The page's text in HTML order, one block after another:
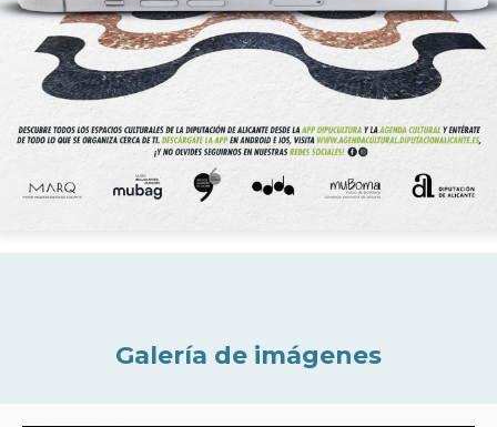
Galería de imágenes